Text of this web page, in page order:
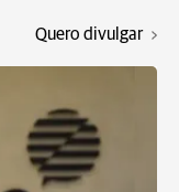
Quero divulgar